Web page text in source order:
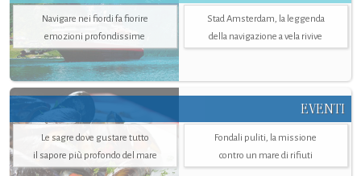
Navigare nei fiordi fa fiorire
emozioni profondissime
Stad Amsterdam, la leggenda
della navigazione a vela rivive
EVENTI
Le sagre dove gustare tutto
il sapore più profondo del mare
Fondali puliti, la missione
contro un mare di rifiuti